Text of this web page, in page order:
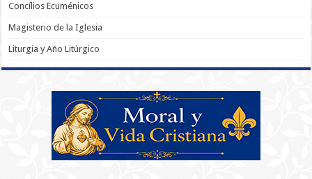
Concílios Ecuménicos
Magisterio de la Iglesia
Liturgia y Año Litúrgico